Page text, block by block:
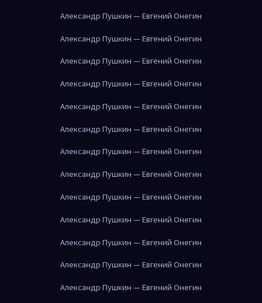
Александр Пушкин — Евгений Онегин
Александр Пушкин — Евгений Онегин
Александр Пушкин — Евгений Онегин
Александр Пушкин — Евгений Онегин
Александр Пушкин — Евгений Онегин
Александр Пушкин — Евгений Онегин
Александр Пушкин — Евгений Онегин
Александр Пушкин — Евгений Онегин
Александр Пушкин — Евгений Онегин
Александр Пушкин — Евгений Онегин
Александр Пушкин — Евгений Онегин
Александр Пушкин — Евгений Онегин
Александр Пушкин — Евгений Онегин